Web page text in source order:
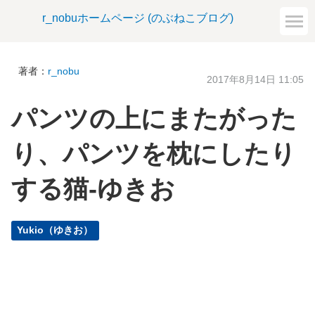
r_nobuホームページ (のぶねこブログ)
著者： r_nobu
2017年8月14日 11:05
パンツの上にまたがった
り、パンツを枕にしたり
する猫-ゆきお
Yukio（ゆきお）